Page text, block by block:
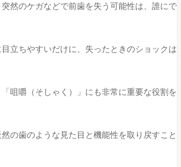
然のケガなどで前歯を失う可能性は、誰にで
立ちやすいだけに、失ったときのショックは
咀嚼（そしゃく）」にも非常に重要な役割を
の歯のような見た目と機能性を取り戻すこと